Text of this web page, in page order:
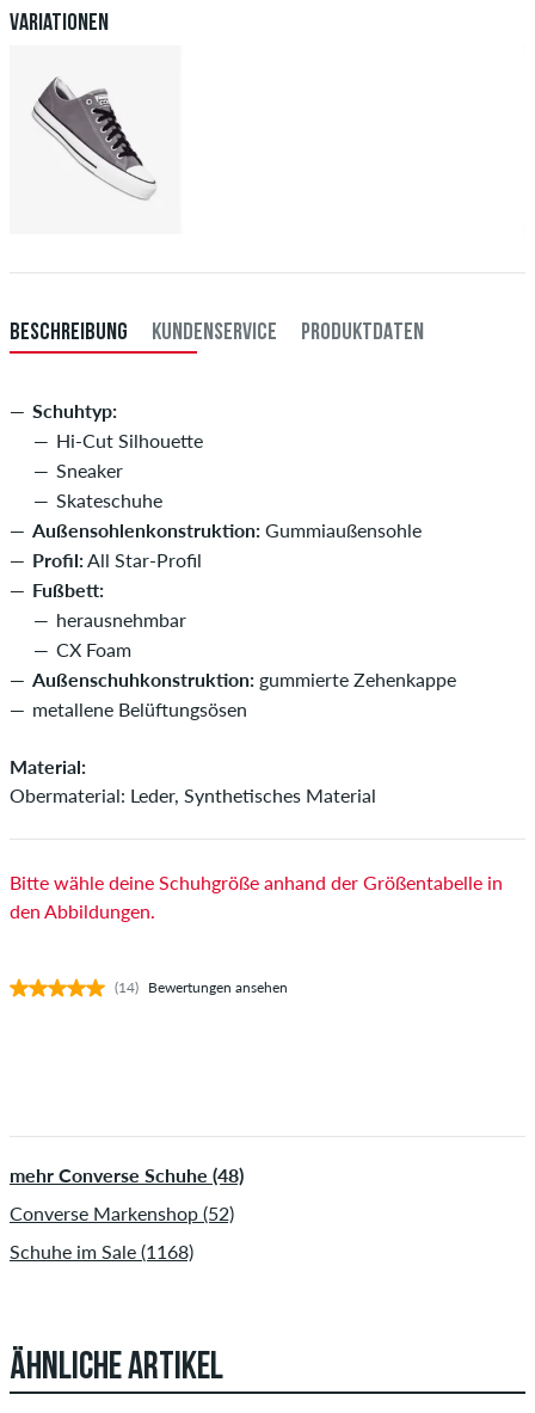
Zahlung .
Variationen
BESCHREIBUNG KUNDENSERVICE PRODUKTDATEN
Schuhtyp:
Hi-Cut Silhouette
Sneaker
Skateschuhe
Außensohlenkonstruktion: Gummiaußensohle
Profil:All Star-Profil
Fußbett:
herausnehmbar
CX Foam
Außenschuhkonstruktion: gummierte Zehenkappe
metallene Belüftungsösen
Material:
Obermaterial: Leder, Synthetisches Material
Bitte wähle deine Schuhgröße anhand der Größentabelle in
den Abbildungen.
(14) Bewertungen ansehen
mehr Converse Schuhe (48)
Converse Markenshop (52)
Schuhe im Sale (1168)
ÄHNLICHE ARTIKEL